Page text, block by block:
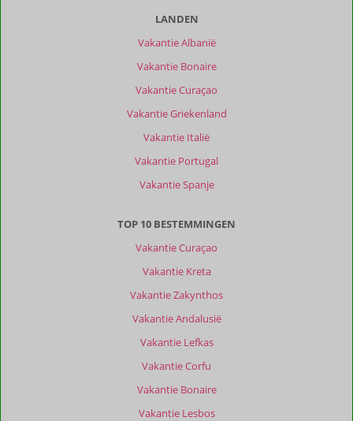
LANDEN
Vakantie Albanië
Vakantie Bonaire
Vakantie Curaçao
Vakantie Griekenland
Vakantie Italië
Vakantie Portugal
Vakantie Spanje
TOP 10 BESTEMMINGEN
Vakantie Curaçao
Vakantie Kreta
Vakantie Zakynthos
Vakantie Andalusië
Vakantie Lefkas
Vakantie Corfu
Vakantie Bonaire
Vakantie Lesbos